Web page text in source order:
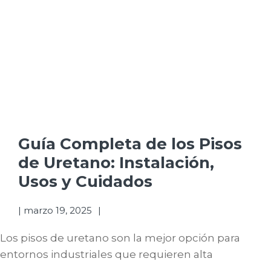
Guía Completa de los Pisos
de Uretano: Instalación,
Usos y Cuidados
| marzo 19, 2025
Los pisos de uretano son la mejor opción para
entornos industriales que requieren alta